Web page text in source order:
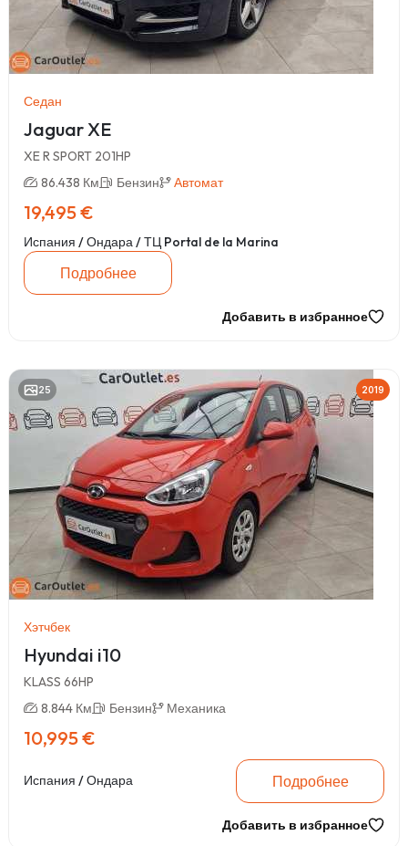
Седан
Jaguar XE
XE R SPORT 201HP
86.438 Км
Бензин Автомат
19,495 €
Испания / Ондара / ТЦ Portal de la Marina
Подробнее
Добавить в избранное
25 2019
Хэтчбек
Hyundai i10
KLASS 66HP
8.844 Км
Бензин Механика
10,995 €
Испания / Ондара Подробнее
Добавить в избранное